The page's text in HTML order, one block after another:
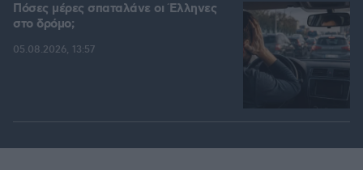
Πόσες μέρες σπαταλάνε οι Έλληνες
στο δρόμο;
05.08.2026, 13:57